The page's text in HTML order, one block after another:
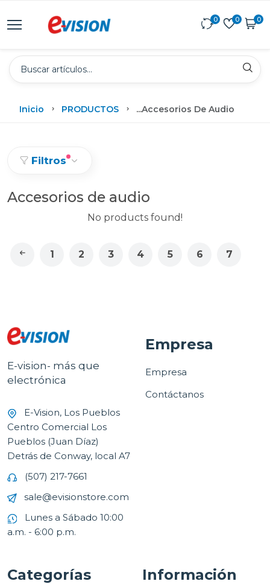
0 0 0
Inicio PRODUCTOS ...Accesorios De Audio
Filtros
Accesorios de audio
No products found!
1 2 3 4 5 6 7
E-vision- más que
electrónica
E-Vision, Los Pueblos
Centro Comercial Los
Pueblos (Juan Díaz)
Detrás de Conway, local A7
(507) 217-7661
sale@evisionstore.com
Lunes a Sábado 10:00
a.m. - 6:00 p.m.
Empresa
Empresa
Contáctanos
Categorías Información